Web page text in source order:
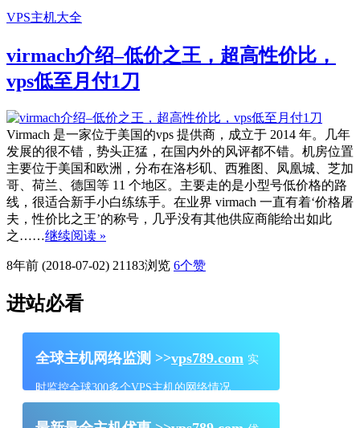
VPS主机大全
virmach介绍–低价之王，超高性价比，
vps低至月付1刀
Virmach 是一家位于美国的vps 提供商，成立于 2014 年。几年
发展的很不错，势头正猛，在国内外的风评都不错。机房位置
主要位于美国和欧洲，分布在洛杉矶、西雅图、凤凰城、芝加
哥、荷兰、德国等 11 个地区。主要走的是小型号低价格的路
线，很适合新手小白练练手。在业界 virmach 一直有着‘价格屠
夫，性价比之王’的称号，几乎没有其他供应商能给出如此
之……继续阅读 »
8年前 (2018-07-02) 21183浏览 6个赞
进站必看
全球主机网络监测 >>vps789.com 实
时监控全球300多个VPS主机的网络情况